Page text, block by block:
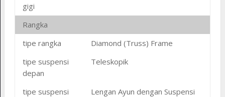
gigi
Rangka
tipe rangka
Diamond (Truss) Frame
tipe suspensi
depan
Teleskopik
tipe suspensi
Lengan Ayun dengan Suspensi